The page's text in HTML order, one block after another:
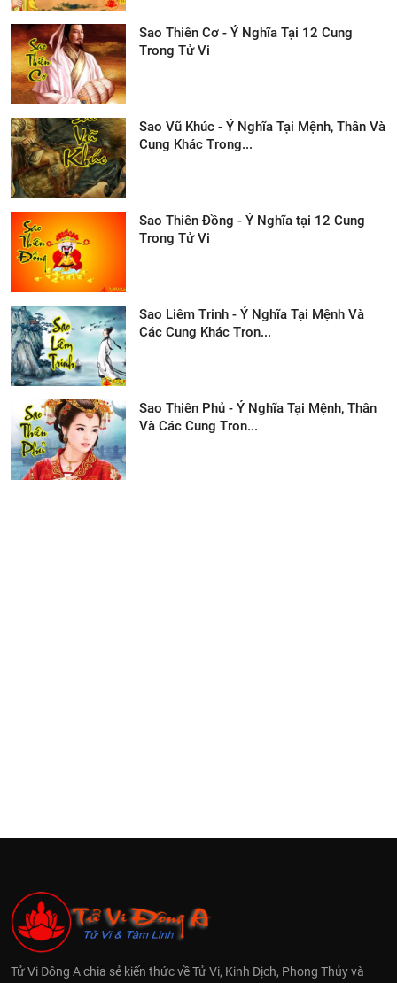
Sao Thiên Cơ - Ý Nghĩa Tại 12 Cung
Trong Tử Vi
Sao Vũ Khúc - Ý Nghĩa Tại Mệnh, Thân Và
Cung Khác Trong...
Sao Thiên Đồng - Ý Nghĩa tại 12 Cung
Trong Tử Vi
Sao Liêm Trinh - Ý Nghĩa Tại Mệnh Và
Các Cung Khác Tron...
Sao Thiên Phủ - Ý Nghĩa Tại Mệnh, Thân
Và Các Cung Tron...
Tử Vi Đông A chia sẻ kiến thức về Tử Vi, Kinh Dịch, Phong Thủy và